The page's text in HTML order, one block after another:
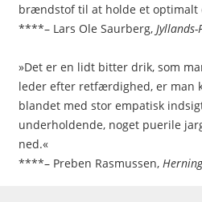
brændstof til at holde et optimalt
****– Lars Ole Saurberg, Jyllands-
»Det er en lidt bitter drik, som
leder efter retfærdighed, er man
blandet med stor empatisk
underholdende, noget puerile
ned.«
****– Preben Rasmussen,